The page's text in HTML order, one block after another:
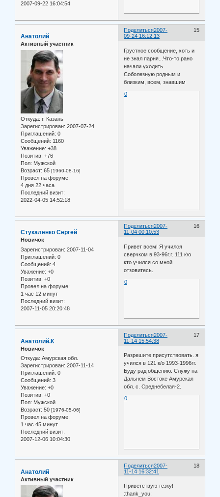
2007-09-22 16:04:54
Поделиться 15
2007-
09-24 16:12:13
Анатолий
Активный участник
Откуда: г. Казань
Зарегистрирован: 2007-07-24
Приглашений: 0
Сообщений: 1160
Уважение: +38
Позитив: +76
Пол: Мужской
Возраст: 65 [1960-08-16]
Провел на форуме:
4 дня 22 часа
Последний визит:
2022-04-05 14:52:18
Грустное сообщение, хоть и
не знал парня...Что-то рано
начали уходить.
Соболезную родным и
близким, всем, знавшим
0
Поделиться 16
2007-
11-04 00:10:53
Стукаленко Сергей
Новичок
Зарегистрирован: 2007-11-04
Приглашений: 0
Сообщений: 4
Уважение: +0
Позитив: +0
Провел на форуме:
1 час 12 минут
Последний визит:
2007-11-05 20:20:48
Привет всем! Я учился
сверчком в 93-96г.г. 111 к\о
кто учился со мной
отзовитесь.
0
Поделиться 17
2007-
11-14 15:54:38
Анатолий.К
Новичок
Откуда: Амурская обл.
Зарегистрирован: 2007-11-14
Приглашений: 0
Сообщений: 3
Уважение: +0
Позитив: +0
Пол: Мужской
Возраст: 50 [1976-05-06]
Провел на форуме:
1 час 45 минут
Последний визит:
2007-12-06 10:04:30
Разрешите присутствовать. я
учился в 121 к/о 1993-1996гг.
Буду рад общению. Служу на
Дальнем Востоке Амурская
обл. с. Среднебелая-2.
0
Поделиться 18
2007-
11-14 16:32:41
Анатолий
Активный участник
Приветствую тезку!
:thank_you: